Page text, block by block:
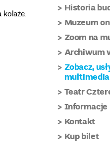
Historia
Muzeum
Zoom na
Archiwum
Zobacz,
Teatr
Informacje
Kontakt
Kup bilet